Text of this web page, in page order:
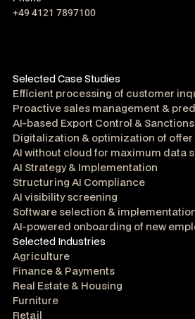
+49 4121 7897100
Selected Case Studies
Efficient processing of customer
Proactive sales management &
AI-based Export Control &
Digitalization & optimization of
AI without cloud for maximum data
AI Strategy & Implementation
Structuring AI Compliance
AI visibility screening
Software selection &
AI-powered onboarding of new
Selected Industries
Agriculture
Finance & Payments
Real Estate & Housing
Furniture
Retail